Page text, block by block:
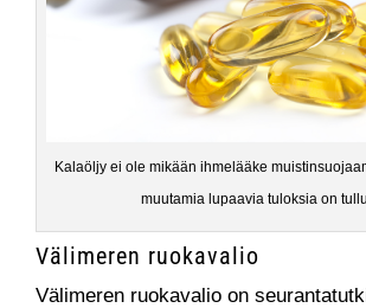
Kalaöljy ei ole mikään ihmelääke
muutamia lupaavia tuloksia on
Välimeren ruokavalio
Välimeren ruokavalio on